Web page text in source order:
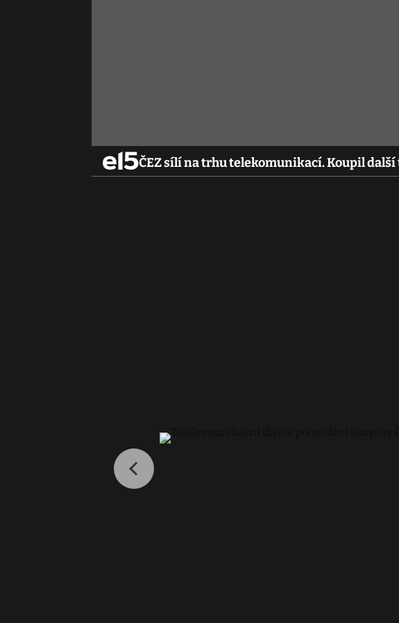
ČEZ sílí na trhu telekomunikací. Koupil